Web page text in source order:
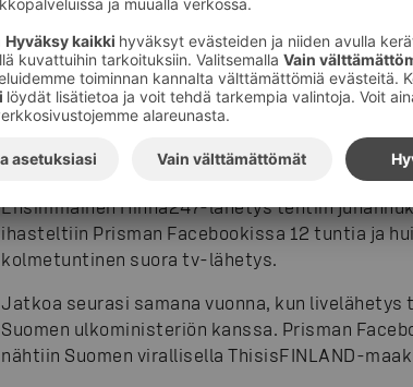
Ville Jylhä, toimialajohtaja, Pirkanmaan
***
Ensimmäinen Hihna247-lähetys tehtiin
ihasteltiin Prisman Facebookissa 12 tuntia ja
kolmetuntinen suora tv-lähetys.
Jatkoa seurasi samana vuonna, kun
Suomen ulkoministeriön kanssa. Prisman
nähtiin Suomen virallisella ThisisFINLAND-